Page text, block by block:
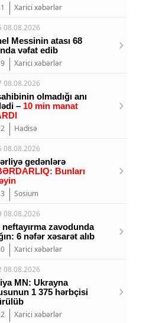
Xarici xəbərlər
08.08.2026
Messinin atası 68
vəfat edib
Xarici xəbərlər
08.08.2026
olmadığı anı
– 10 min manat
Hadisə
08.08.2026
gedənlərə
Bunları
Sosium
08.08.2026
neftayırma zavodunda
6 nəfər xəsarət alıb
Xarici xəbərlər
08.08.2026
MN: Ukrayna
1 375 hərbçisi
Xarici xəbərlər